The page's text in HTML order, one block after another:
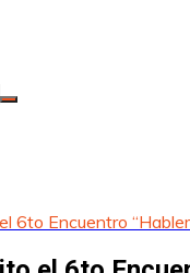
6to Encuentro